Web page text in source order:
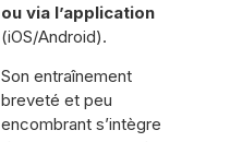
ou via l’application
(iOS/Android).
Son entraînement
breveté et peu
encombrant s’intègre